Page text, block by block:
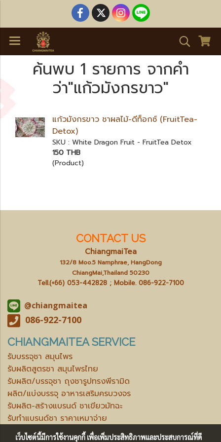
ค้นพบ 1 รายการ จากคำ
ว่า"แก้วมังกรขาว"
แก้วมังกรขาว ชาผลไม้-ดีท็อกซ์ (FruitTea-
Detox)
SKU : White Dragon Fruit - FruitTea Detox
150 THB
(Product)
CONTACT US
ChiangmaiTea
132/8 Moo.5 Namphrae, HangDong
ChiangMai,Thailand 50230
Tell.(+66) 053-442828 ; Mobile. 086-922-7100
@chiangmaitea
086-922-7100
CHIANGMAITEA SERVICE
รับบรรจุชา สมุนไพร
รับผลิตสูตรชา สมุนไพรไทย
รับผลิต/บรรจุชา ถุงชารูปทรงพีรามิด
ผลิต/แบ่งบรรจุ อาหารเสริมครบวงจร
รับผลิต-สร้างแบรนด์ ชาเขียวมัทฉะ
รับทำแบรนด์ชา ราคาเหมาจ่าย
เว็บไซต์นี้มีการใช้งานคุกกี้ เพื่อเพิ่มประสิทธิภาพและประสบการณ์ที่ดี